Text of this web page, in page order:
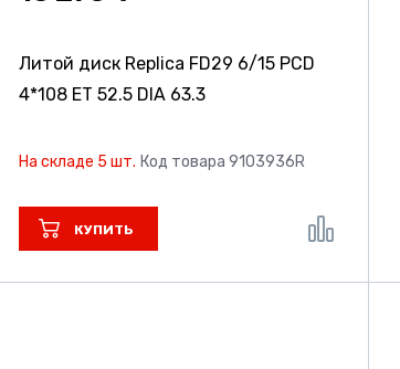
Литой диск Replica FD29 6/15 PCD
4*108 ET 52.5 DIA 63.3
На складе 5 шт. Код товара 9103936R
КУПИТЬ